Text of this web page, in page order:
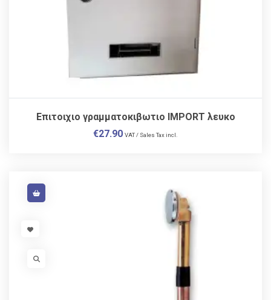
Επιτοιχιο γραμματοκιβωτιο IMPORT λευκο
€27.90 VAT / Sales Tax incl.
VISIT LINK
VISIT LINK